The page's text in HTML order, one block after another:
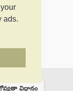
ads.
విధానం